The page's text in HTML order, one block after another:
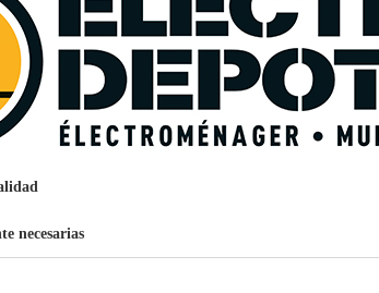
159€ 96
Pago aplazos
EcoTank EPSON ET-2861
necesarias